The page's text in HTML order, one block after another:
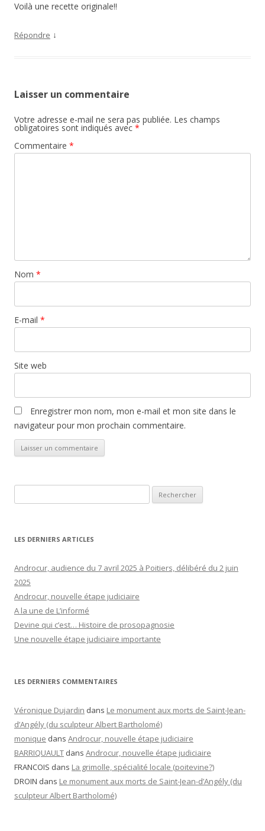
Voilà une recette originale!!
Répondre ↓
Laisser un commentaire
Votre adresse e-mail ne sera pas publiée. Les champs
obligatoires sont indiqués avec *
Commentaire *
Nom *
E-mail *
Site web
Enregistrer mon nom, mon e-mail et mon site dans le
navigateur pour mon prochain commentaire.
LES DERNIERS ARTICLES
Androcur, audience du 7 avril 2025 à Poitiers, délibéré du 2 juin
2025
Androcur, nouvelle étape judiciaire
A la une de L’informé
Devine qui c’est… Histoire de prosopagnosie
Une nouvelle étape judiciaire importante
LES DERNIERS COMMENTAIRES
Véronique Dujardin dans Le monument aux morts de Saint-Jean-
d’Angély (du sculpteur Albert Bartholomé)
monique dans Androcur, nouvelle étape judiciaire
BARRIQUAULT dans Androcur, nouvelle étape judiciaire
FRANCOIS dans La grimolle, spécialité locale (poitevine?)
DROIN dans Le monument aux morts de Saint-Jean-d’Angély (du
sculpteur Albert Bartholomé)